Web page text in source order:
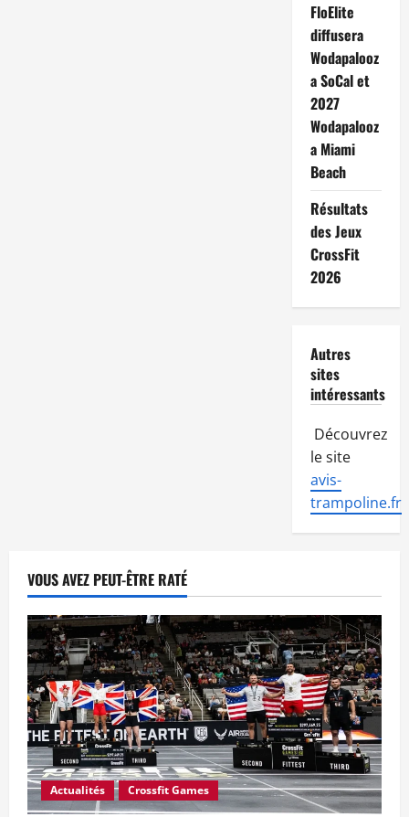
FloElite
diffusera
Wodapalooz
a SoCal et
2027
Wodapalooz
a Miami
Beach
Résultats
des Jeux
CrossFit
2026
Autres
sites
intéressants
Découvrez
le site
avis-
trampoline.fr
VOUS AVEZ PEUT-ÊTRE RATÉ
Actualités Crossfit Games